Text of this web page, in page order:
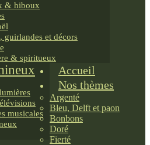
& hiboux
guirlandes et décors
& spiritueux
musicales
Accueil
Nos thèmes
Argenté
Bleu, Delft et paon
Bonbons
Doré
Fierté